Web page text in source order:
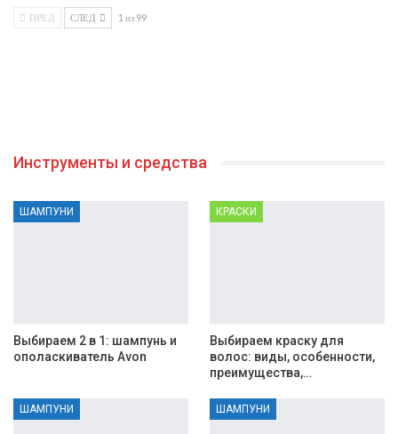
ПРЕД СЛЕД 1 из 99
Инструменты и средства
ШАМПУНИ
Выбираем 2 в 1: шампунь и
ополаскиватель Avon
КРАСКИ
Выбираем краску для
волос: виды, особенности,
преимущества,…
ШАМПУНИ ШАМПУНИ